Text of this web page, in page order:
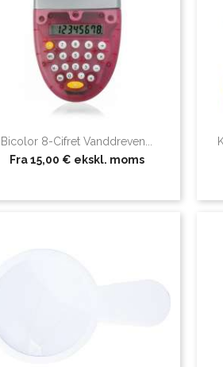
Bicolor 8-Cifret Vanddreven...
Fra15,00 € ekskl. moms